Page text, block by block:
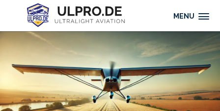
MENU